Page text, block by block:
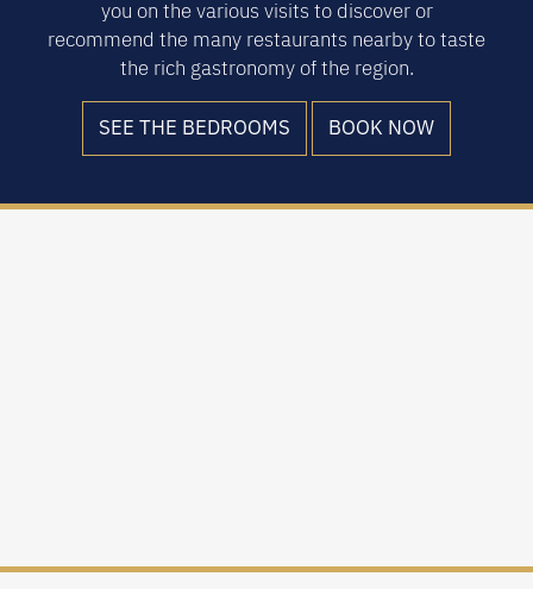
you on the various visits to discover or
recommend the many restaurants nearby to taste
the rich gastronomy of the region.
SEE THE BEDROOMS BOOK NOW